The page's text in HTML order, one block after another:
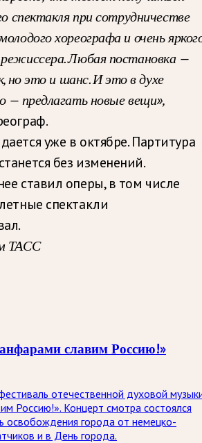
спектакля при сотрудничестве
хореографа и очень
Любая постановка —
но это и шанс. И это в духе
— предлагать новые вещи»,
уже в октябре. Партитура
без изменений.
ставил оперы, в том числе
спектакли
ТАСС
славим Россию!»
отечественной духовой
Россию!». Концерт смотра состоялся
освобождения города от немецко-
и в День города.